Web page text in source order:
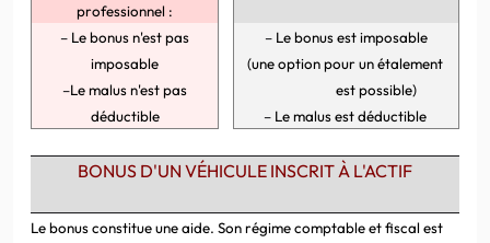
professionnel :
– Le bonus n'est pas
imposable
–Le malus n'est pas
déductible
– Le bonus est imposable
(une option pour un étalement
est possible)
– Le malus est déductible
BONUS D'UN VÉHICULE INSCRIT À L'ACTIF
Le bonus constitue une aide. Son régime comptable et fiscal est